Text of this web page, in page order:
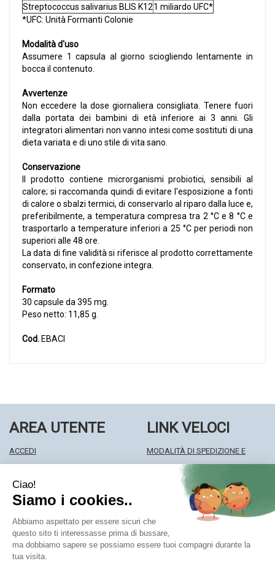
Streptococcus salivarius BLIS K121 miliardo UFC*
*UFC: Unità Formanti Colonie
Modalità d'uso
Assumere 1 capsula al giorno sciogliendo lentamente in
bocca il contenuto.
Avvertenze
Non eccedere la dose giornaliera consigliata. Tenere fuori
dalla portata dei bambini di età inferiore ai 3 anni. Gli
integratori alimentari non vanno intesi come sostituti di una
dieta variata e di uno stile di vita sano.
Conservazione
Il prodotto contiene microrganismi probiotici, sensibili al
calore; si raccomanda quindi di evitare l'esposizione a fonti
di calore o sbalzi termici, di conservarlo al riparo dalla luce e,
preferibilmente, a temperatura compresa tra 2 °C e 8 °C e
trasportarlo a temperature inferiori a 25 °C per periodi non
superiori alle 48 ore.
La data di fine validità si riferisce al prodotto correttamente
conservato, in confezione integra.
Formato
30 capsule da 395 mg.
Peso netto: 11,85 g.
Cod. EBACI
AREA UTENTE
ACCEDI
WISHLIST
ISCRIZIONE ALLA NEWSLETTER
LINK VELOCI
MODALITÀ DI SPEDIZIONE E
MODALITÀ DI PAGAMENTO
INFORMATIVA PRIVACY
CONDIZIONI DI VENDITA
Farmacia Centrale Srl